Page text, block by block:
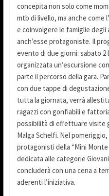
concepita non solo come
mtb di livello, ma anche come
e coinvolgere le famiglie
anch’esse protagoniste. Il
evento di due giorni: sabato
organizzata un’escursione
parte il percorso della gara.
con due tappe di
tutta la giornata, verrà
ragazzi con gonfiabili e
possibilità di effettuare visite
Malga Schelfi. Nel
protagonisti della “Mini Monte
dedicata alle categorie
concluderà con una cena a
aderenti l’iniziativa.